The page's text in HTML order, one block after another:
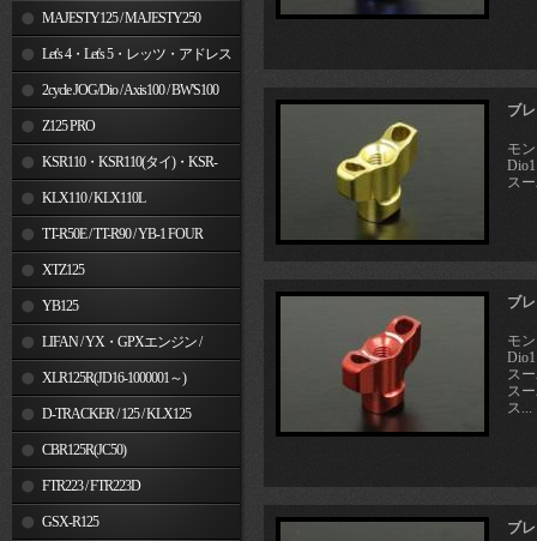
MAJESTY125 / MAJESTY250
Let's 4・Let's 5・レッツ・アドレス
V50 2cycle JOG/Dio / Axis100 / BW'S100
Z125 PRO
KSR110・KSR110(タイ)・KSR-
I/II・KSR PRO
KLX110 / KLX110L
TT-R50E / TT-R90 / YB-1 FOUR
XTZ125
YB125
LIFAN / YX・GPXエンジン /
JinchengXLR125R(JD16-1000001～)
D-TRACKER / 125 / KLX125
CBR125R(JC50)
FTR223 / FTR223D
GSX-R125
ブ
モ
ス
ブ
モ
ス
ス
ス...
ブ